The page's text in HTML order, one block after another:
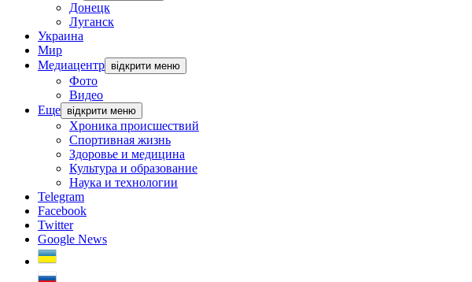
Донецк
Луганск
Украина
Мир
Медиацентр відкрити меню
Фото
Видео
Еще відкрити меню
Хроника происшествий
Спортивная жизнь
Здоровье и медицина
Культура и образование
Наука и технологии
Telegram
Facebook
Twitter
Google News